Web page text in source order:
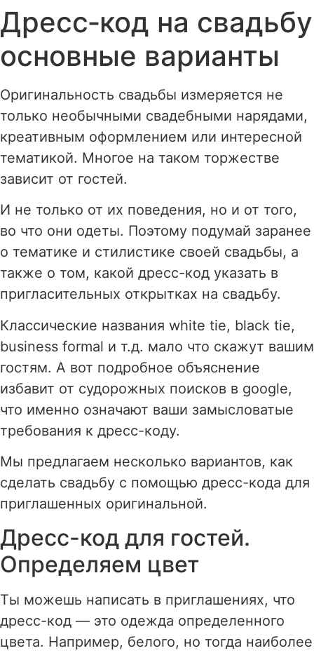
Перейти
к
содержимому
Дресс‑код на
основные варианты
Оригинальность свадьбы измеряется не
только необычными свадебными нарядами,
креативным оформлением или интересной
тематикой. Многое на таком торжестве
зависит от гостей.
И не только от их поведения, но и от того,
во что они одеты. Поэтому подумай заранее
о тематике и стилистике своей свадьбы, а
также о том, какой дресс-код указать в
пригласительных открытках на свадьбу.
Классические названия white tie, black tie,
business formal и т.д. мало что скажут вашим
гостям. А вот подробное объяснение
избавит от судорожных поисков в google,
что именно означают ваши замысловатые
требования к дресс-коду.
Мы предлагаем несколько вариантов, как
сделать свадьбу с помощью дресс-кода для
приглашенных оригинальной.
Дресс-код для гостей.
Определяем цвет
Ты можешь написать в приглашениях, что
дресс-код — это одежда определенного
цвета. Например, белого, но тогда наиболее